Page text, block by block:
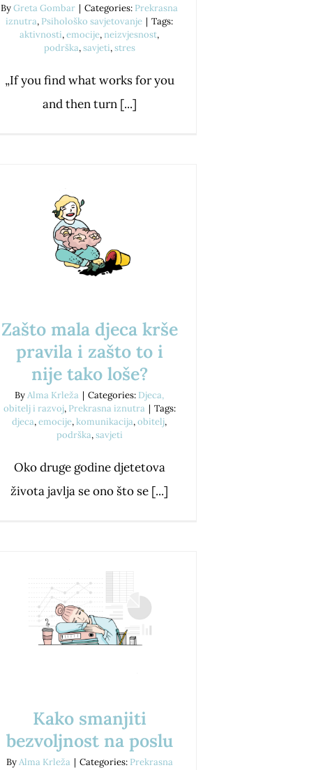
ByGreta Gombar | Categories: Prekrasna
iznutra, Psihološko savjetovanje | Tags:
aktivnosti,emocije, neizvjesnost,
podrška,savjeti,stres
„If you find what works for you
and then turn [...]
Zašto mala djeca krše
pravila i zašto to i
nije tako loše?
ByAlma Krleža | Categories: Djeca,
obitelj i razvoj, Prekrasna iznutra | Tags:
djeca,emocije,komunikacija,obitelj,
podrška,savjeti
Oko druge godine djetetova
života javlja se ono što se [...]
Kako smanjiti
bezvoljnost na poslu
ByAlma Krleža | Categories: Prekrasna